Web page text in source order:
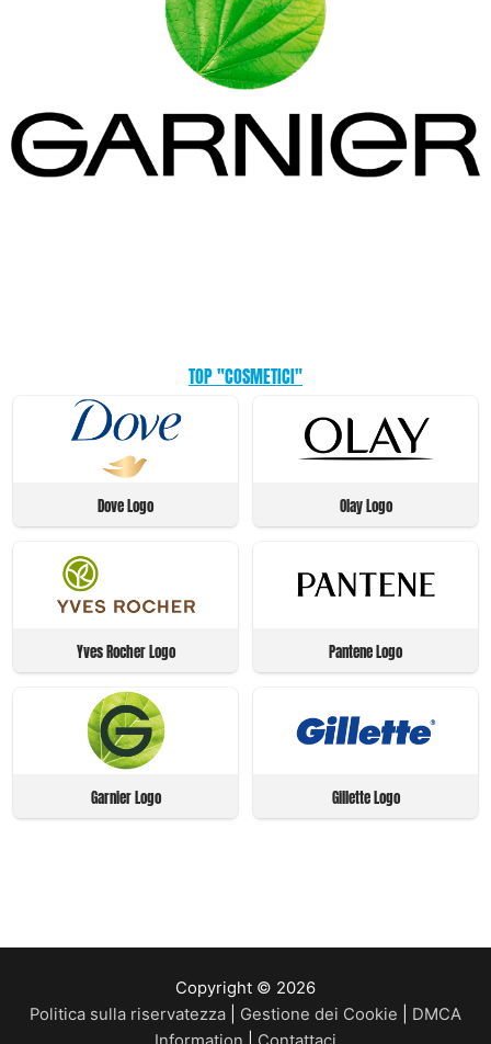
TOP "COSMETICI"
Dove Logo Olay Logo
Yves Rocher Logo Pantene Logo
Garnier Logo Gillette Logo
Copyright © 2026
Politica sulla riservatezza
Gestione dei Cookie
DMCA